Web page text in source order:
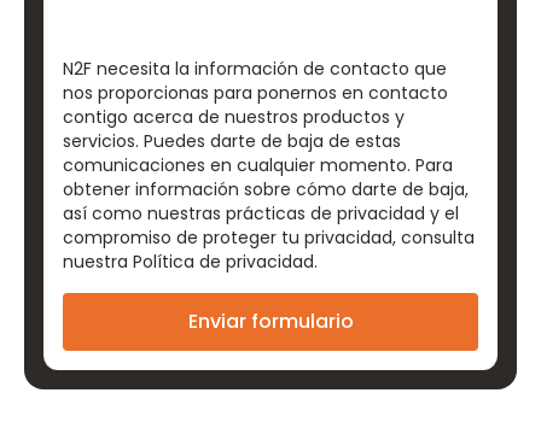
N2F necesita la información de contacto que
nos proporcionas para ponernos en contacto
contigo acerca de nuestros productos y
servicios. Puedes darte de baja de estas
comunicaciones en cualquier momento. Para
obtener información sobre cómo darte de baja,
así como nuestras prácticas de privacidad y el
compromiso de proteger tu privacidad, consulta
nuestra Política de privacidad.